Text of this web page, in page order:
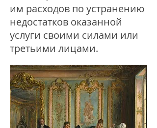
им расходов по устранению
недостатков оказанной
услуги своими силами или
третьими лицами.